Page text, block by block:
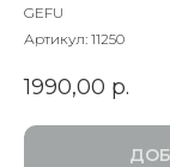
GEFU
Артикул: 11250
1990,00 р.